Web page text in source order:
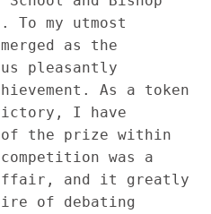
To my utmost
as the
pleasantly
As a token
I have
the prize within
was a
and it greatly
of debating